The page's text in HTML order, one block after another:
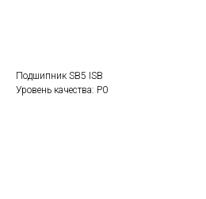
Подшипник SB5 ISB
Уровень качества: P0